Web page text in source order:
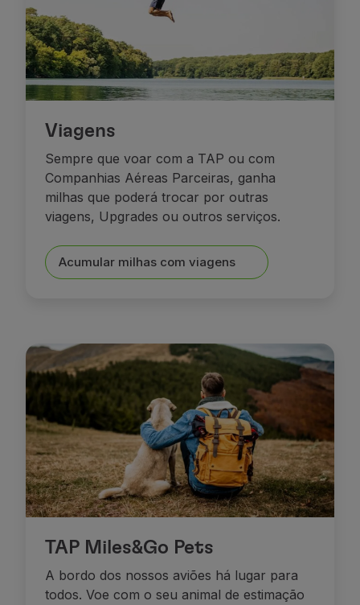
Gerir reserva
Gestão da Reserva
Extras e Upgrades
Fatura online
TAP Vouchers
Extras
Alugar carro
Seguro de Viagem
Alojamento
Check-in
Informações de Check-in
TAP Miles&Go
Conhecer o Programa
Acumular milhas
Promoções e Ofertas
Central de ajuda
Perguntas frequentes
Pedidos e reclamações
Contactos
Informações úteis
Reembolsos
Fatura online
Bagagem perdida / danificada
Viagens
Sempre que voar com a TAP ou com
Companhias Aéreas Parceiras, ganha
milhas que poderá trocar por outras
viagens, Upgrades ou outros serviços.
Acumular milhas com viagens
TAP Miles&Go Pets
A bordo dos nossos aviões há lugar para
todos. Voe com o seu animal de estimação